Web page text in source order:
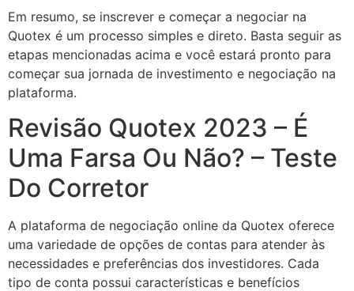
Em resumo, se inscrever e começar a negociar na
Quotex é um processo simples e direto. Basta seguir as
etapas mencionadas acima e você estará pronto para
começar sua jornada de investimento e negociação na
plataforma.
Revisão Quotex 2023 – É
Uma Farsa Ou Não? – Teste
Do Corretor
A plataforma de negociação online da Quotex oferece
uma variedade de opções de contas para atender às
necessidades e preferências dos investidores. Cada
tipo de conta possui características e benefícios